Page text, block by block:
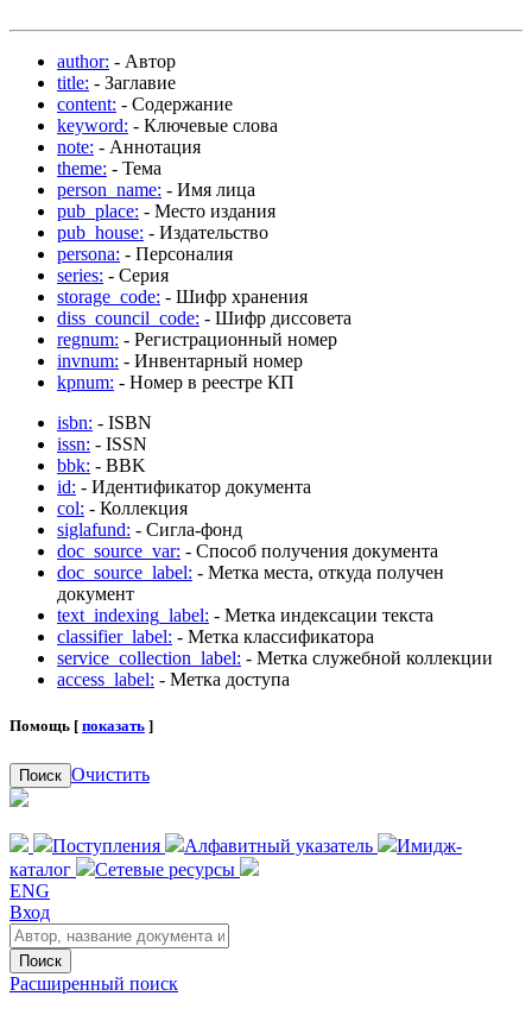
author: - Автор
title: - Заглавие
content: - Содержание
keyword: - Ключевые слова
note: - Аннотация
theme: - Тема
person_name: - Имя лица
pub_place: - Место издания
pub_house: - Издательство
persona: - Персоналия
series: - Серия
storage_code: - Шифр хранения
diss_council_code: - Шифр диссовета
regnum: - Регистрационный номер
invnum: - Инвентарный номер
kpnum: - Номер в реестре КП
isbn: - ISBN
issn: - ISSN
bbk: - BBK
id: - Идентификатор документа
col: - Коллекция
siglafund: - Сигла-фонд
doc_source_var: - Способ получения документа
doc_source_label: - Метка места, откуда получен
документ
text_indexing_label: - Метка индексации текста
classifier_label: - Метка классификатора
service_collection_label: - Метка служебной коллекции
access_label: - Метка доступа
Помощь [ показать ]
Поиск Очистить
Поступления Алфавитный указатель
Имидж-
каталог
Сетевые ресурсы
ENG
Вход
Поиск
Расширенный поиск